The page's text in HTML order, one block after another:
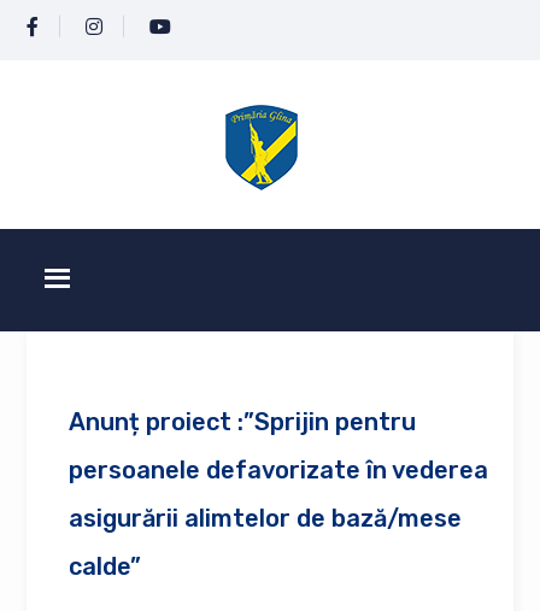
Anunț proiect :”Sprijin pentru
persoanele defavorizate în vederea
asigurării alimtelor de bază/mese
calde”